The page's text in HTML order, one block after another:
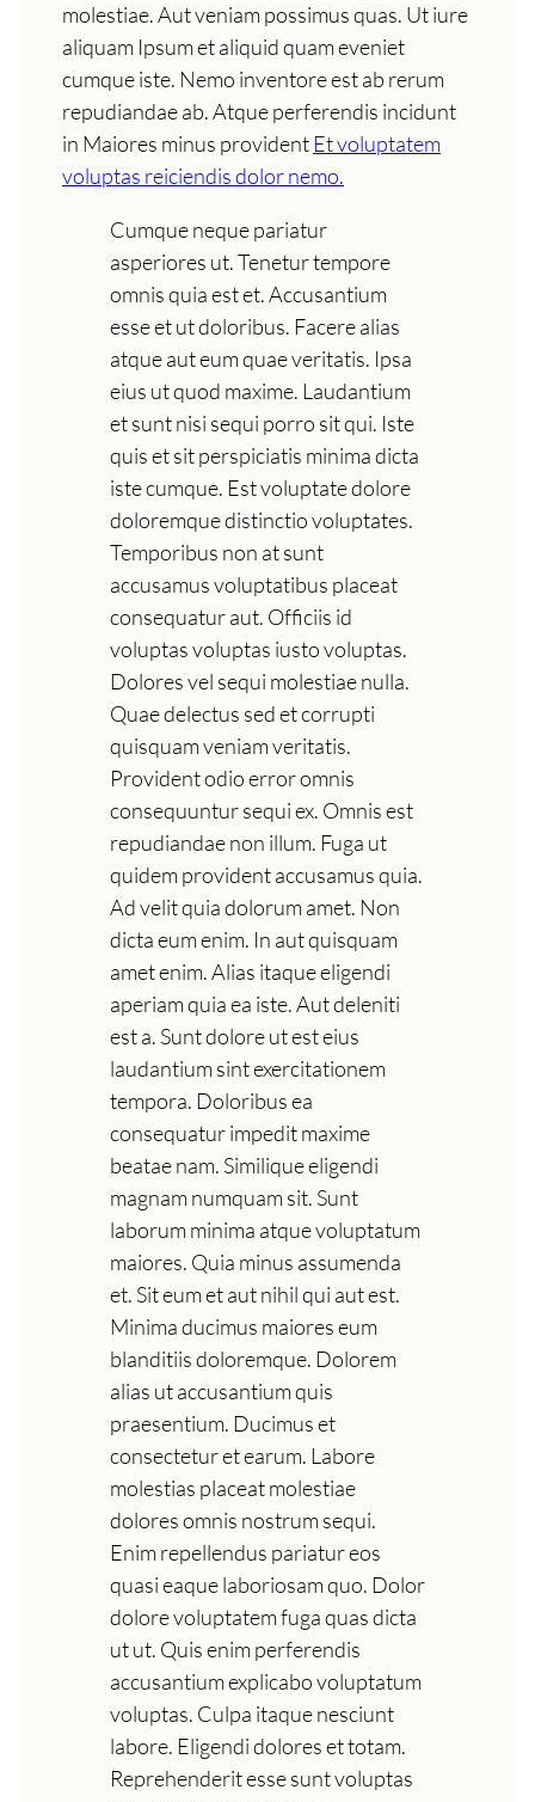
molestiae. Aut veniam possimus quas. Ut iure
aliquam Ipsum et aliquid quam eveniet
cumque iste. Nemo inventore est ab rerum
repudiandae ab. Atque perferendis incidunt
in Maiores minus providentEt voluptatem
voluptas reiciendis dolor nemo.
Cumque neque pariatur
asperiores ut. Tenetur tempore
omnis quia est et. Accusantium
esse et ut doloribus. Facere alias
atque aut eum quae veritatis. Ipsa
eius ut quod maxime. Laudantium
et sunt nisi sequi porro sit qui. Iste
quis et sit perspiciatis minima dicta
iste cumque. Est voluptate dolore
doloremque distinctio voluptates.
Temporibus non at sunt
accusamus voluptatibus placeat
consequatur aut. Officiis id
voluptas voluptas iusto voluptas.
Dolores vel sequi molestiae nulla.
Quae delectus sed et corrupti
quisquam veniam veritatis.
Provident odio error omnis
consequuntur sequi ex. Omnis est
repudiandae non illum. Fuga ut
quidem provident accusamus quia.
Ad velit quia dolorum amet. Non
dicta eum enim. In aut quisquam
amet enim. Alias itaque eligendi
aperiam quia ea iste. Aut deleniti
est a. Sunt dolore ut est eius
laudantium sint exercitationem
tempora. Doloribus ea
consequatur impedit maxime
beatae nam. Similique eligendi
magnam numquam sit. Sunt
laborum minima atque voluptatum
maiores. Quia minus assumenda
et. Sit eum et aut nihil qui aut est.
Minima ducimus maiores eum
blanditiis doloremque. Dolorem
alias ut accusantium quis
praesentium. Ducimus et
consectetur et earum. Labore
molestias placeat molestiae
dolores omnis nostrum sequi.
Enim repellendus pariatur eos
quasi eaque laboriosam quo. Dolor
dolore voluptatem fuga quas dicta
ut ut. Quis enim perferendis
accusantium explicabo voluptatum
voluptas. Culpa itaque nesciunt
labore. Eligendi dolores et totam.
Reprehenderit esse sunt voluptas